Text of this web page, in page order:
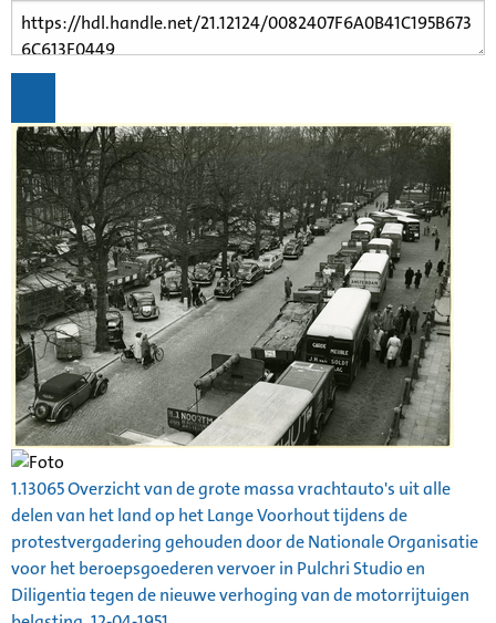
1.13065 Overzicht van de grote massa vrachtauto's uit alle
delen van het land op het Lange Voorhout tijdens de
protestvergadering gehouden door de Nationale Organisatie
voor het beroepsgoederen vervoer in Pulchri Studio en
Diligentiategen de nieuwe verhoging van de motorrijtuigen